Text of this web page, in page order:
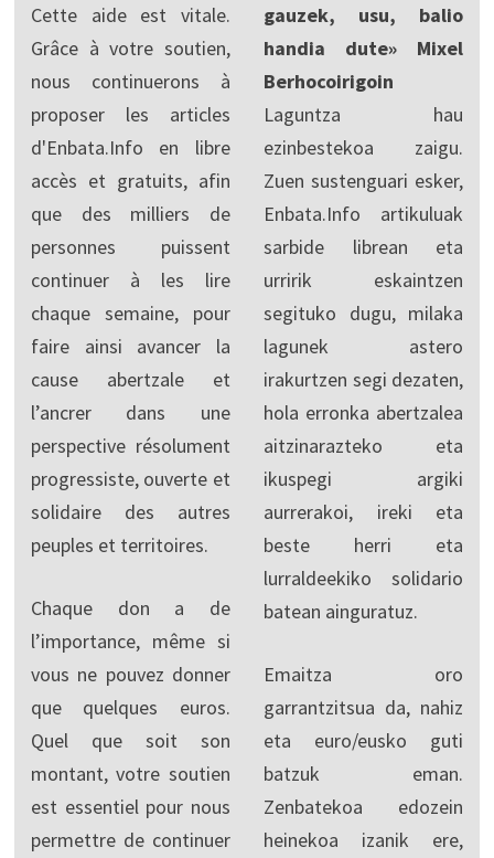
Cette aide est vitale.
Grâce à votre soutien,
nous continuerons à
proposer les articles
d'Enbata.Info en libre
accès et gratuits, afin
que des milliers de
personnes puissent
continuer à les lire
chaque semaine, pour
faire ainsi avancer la
cause abertzale et
l’ancrer dans une
perspective résolument
progressiste, ouverte et
solidaire des autres
peuples et territoires.
Chaque don a de
l’importance, même si
vous ne pouvez donner
que quelques euros.
Quel que soit son
montant, votre soutien
est essentiel pour nous
permettre de continuer
gauzek, usu, balio
handia dute» Mixel
Berhocoirigoin
Laguntza hau
ezinbestekoa zaigu.
Zuen sustenguari esker,
Enbata.Info artikuluak
sarbide librean eta
urririk eskaintzen
segituko dugu, milaka
lagunek astero
irakurtzen segi dezaten,
hola erronka abertzalea
aitzinarazteko eta
ikuspegi argiki
aurrerakoi, ireki eta
beste herri eta
lurraldeekiko solidario
batean ainguratuz.
Emaitza oro
garrantzitsua da, nahiz
eta euro/eusko guti
batzuk eman.
Zenbatekoa edozein
heinekoa izanik ere,